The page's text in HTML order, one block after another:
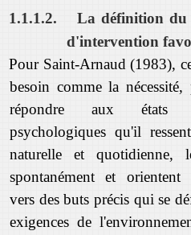
1.1.1.2.
La définition du
d'intervention
Pour Saint-Arnaud (1983),
besoin comme la
répondre aux états
psychologiques qu'il
naturelle et quotidienne,
spontanément et orientent
vers des buts précis qui se
exigences de